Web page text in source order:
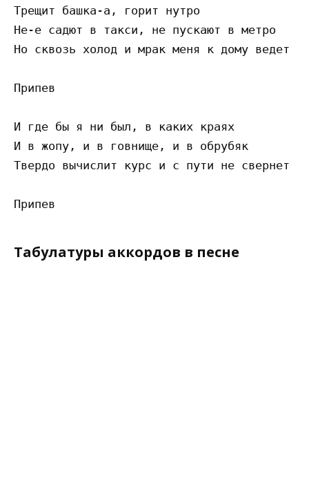
Трещит башка-а, горит нутро
Не-е садют в такси, не пускают в метро
Но сквозь холод и мрак меня к дому ведет
Припев
И где бы я ни был, в каких краях
И в жопу, и в говнище, и в обрубяк
Твердо вычислит курс и с пути не свернет
Табулатуры аккордов в песне